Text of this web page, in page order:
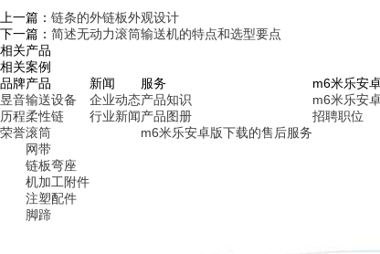
上一篇： 链条的外链板外观设计
下一篇： 简述无动力滚筒输送机的特点和选型要点
相关产品
相关案例
品牌
昱音
历程
荣誉
产品
输送设备
柔性链
滚筒
网带
链板弯座
机加工附件
注塑配件
脚蹄
新闻
企业动态
行业新闻
服务
产品知识
产品图册
m6米乐安卓版下载的售后服务
m6米乐安
m6米乐安
招聘职位